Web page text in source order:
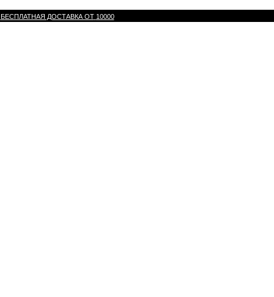
БЕСПЛАТНАЯ ДОСТАВКА ОТ 10000